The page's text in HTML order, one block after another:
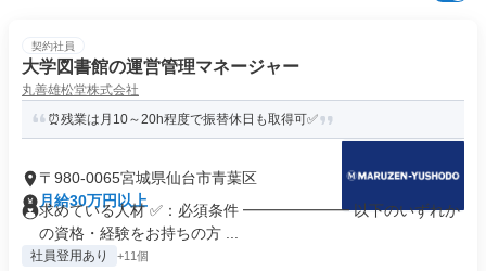
契約社員
大学図書館の運営管理マネージャー
丸善雄松堂株式会社
⏰残業は月10～20h程度で振替休日も取得可✅
〒980-0065宮城県仙台市青葉区
月給30万円以上
求めている人材 ✅：必須条件 ━━━━━━━ 以下のいずれか
の資格・経験をお持ちの方 ...
社員登用あり +11個